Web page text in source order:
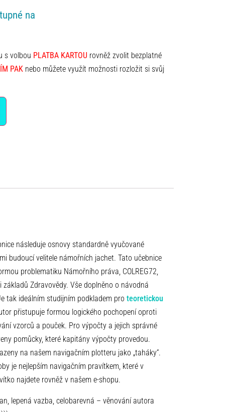
na
s volbou PLATBA KARTOU rovněž zvolit bezplatné
PAK nebo můžete využít možnosti rozložit si svůj
následuje osnovy standardně vyučované
budoucí velitele námořních jachet. Tato učebnice
problematiku Námořního práva, COLREG72,
Zdravovědy. Vše doplněno o návodná
tak ideálním studijním podkladem pro teoretickou
přistupuje formou logického pochopení oproti
vzorců a pouček. Pro výpočty a jejich správné
pomůcky, které kapitány výpočty provedou.
na našem navigačním plotteru jako „taháky“.
je nejlepším navigačním pravítkem, které v
najdete rovněž v našem e-shopu.
lepená vazba, celobarevná – věnování autora